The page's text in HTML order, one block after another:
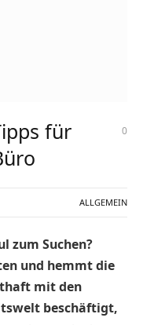
für
0
ALLGEMEIN
zum Suchen?
und hemmt die
mit den
beschäftigt,